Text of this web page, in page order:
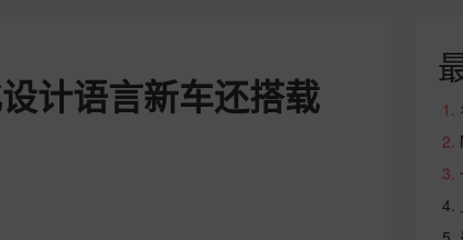
计语言新车还搭载